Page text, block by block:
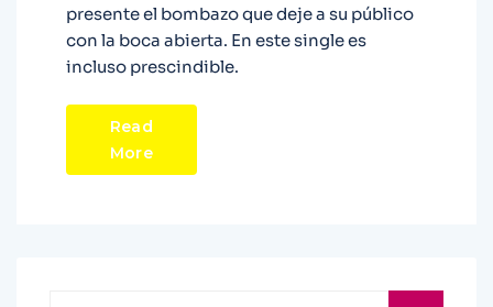
presente el bombazo que deje a su público
con la boca abierta. En este single es
incluso prescindible.
Read
More